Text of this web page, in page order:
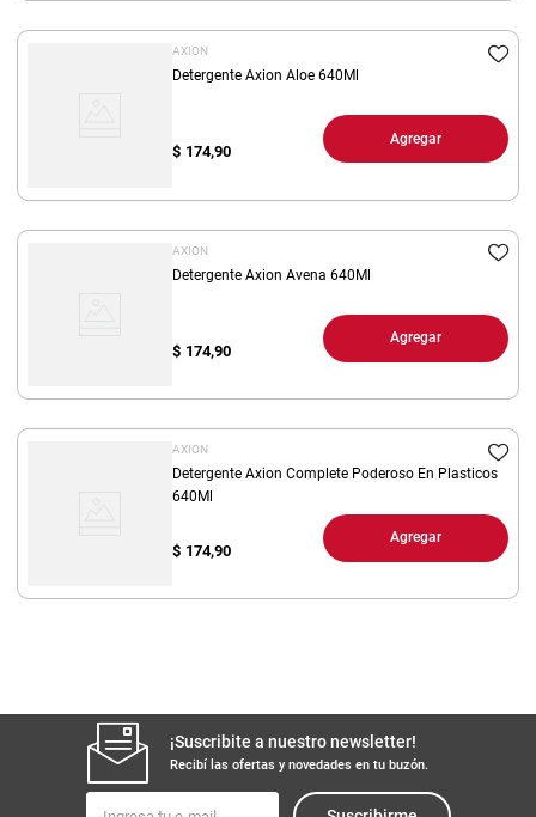
AXION
Detergente Axion Aloe 640Ml
$ 174,90
Agregar
AXION
Detergente Axion Avena 640Ml
$ 174,90
Agregar
AXION
Detergente Axion Complete Poderoso En Plasticos
640Ml
$ 174,90
Agregar
¡Suscribite a nuestro newsletter!
Recibí las ofertas y novedades en tu buzón.